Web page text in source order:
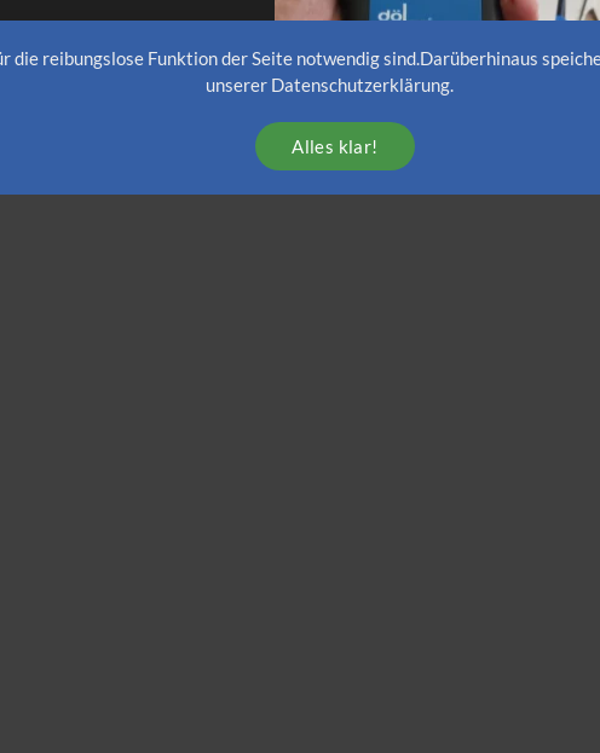
reibungslose Funktion der Seite notwendig sind.Darüberhinaus
unserer Datenschutzerklärung.
Alles klar!